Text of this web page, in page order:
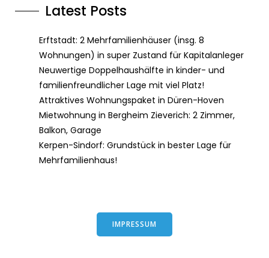
Latest Posts
Erftstadt: 2 Mehrfamilienhäuser (insg. 8
Wohnungen) in super Zustand für Kapitalanleger
Neuwertige Doppelhaushälfte in kinder- und
familienfreundlicher Lage mit viel Platz!
Attraktives Wohnungspaket in Düren-Hoven
Mietwohnung in Bergheim Zieverich: 2 Zimmer,
Balkon, Garage
Kerpen-Sindorf: Grundstück in bester Lage für
Mehrfamilienhaus!
IMPRESSUM